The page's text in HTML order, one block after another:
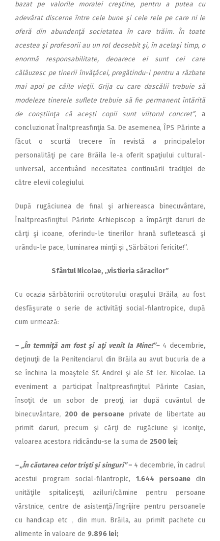
bazat pe valorile moralei creştine, pentru a putea cu
adevărat discerne între cele bune şi cele rele pe care ni le
oferă din abundenţă societatea în care trăim. În toate
acestea şi profesorii au un rol deosebit şi, în acelaşi timp, o
enormă responsabilitate, deoarece ei sunt cei care
călăuzesc pe tinerii învăţăcei, pregătindu-i pentru a răzbate
mai apoi pe căile vieţii. Grija cu care dascălii trebuie să
modeleze tinerele suflete trebuie să fie permanent întărită
de conştiinţa că aceşti copii sunt viitorul concret”, a
concluzionat Înaltpreasfinţia Sa. De asemenea, ÎPS Părinte a
făcut o scurtă trecere în revistă a principalelor
personalităţi pe care Brăila le-a oferit spaţiului cultural-
universal, accentuând necesitatea continuării tradiţiei de
către elevii colegiului.
După rugăciunea de final şi arhiereasca binecuvântare,
Înaltpreasfinţitul Părinte Arhiepiscop a împărţit daruri de
cărţi şi icoane, oferindu-le tinerilor hrană sufletească şi
urându-le pace, luminarea minţii şi „Sărbători fericite!”.
Sfântul Nicolae, „vistieria săracilor”
Cu ocazia sărbătoririi ocrotitorului oraşului Brăila, au fost
desfăşurate o serie de activităţi social-filantropice, după
cum urmează:
– „În temniţă am fost şi aţi venit la Mine!”– 4 decembrie,
deţinuţii de la Penitenciarul din Brăila au avut bucuria de a
se închina la moaştele Sf. Andrei şi ale Sf. Ier. Nicolae. La
eveniment a participat Înaltpreasfinţitul Părinte Casian,
însoţit de un sobor de preoţi, iar după cuvântul de
binecuvântare, 200 de persoane private de libertate au
primit daruri, precum şi cărţi de rugăciune şi iconiţe,
valoarea acestora ridicându-se la suma de 2500 lei;
– „În căutarea celor trişti şi singuri”– 4 decembrie, în cadrul
acestui program social-filantropic, 1.644 persoanedin
unităţile spitaliceşti, aziluri/cămine pentru persoane
vârstnice, centre de asistenţă/îngrijire pentru persoanele
cu handicap etc , din mun. Brăila, au primit pachete cu
alimente în valoare de 9.896 lei;